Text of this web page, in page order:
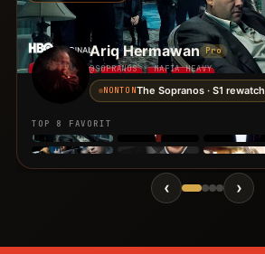
Ariq Hermawan
Pro
@SOPRANOS · MAFIA HEAVY
NONTON The Sopranos · S1 rewatch
TOP 8 FAVORIT
‹ ›